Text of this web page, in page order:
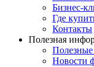
Бизнес-
Где
Контакты
Полезная
Полезные
Новости